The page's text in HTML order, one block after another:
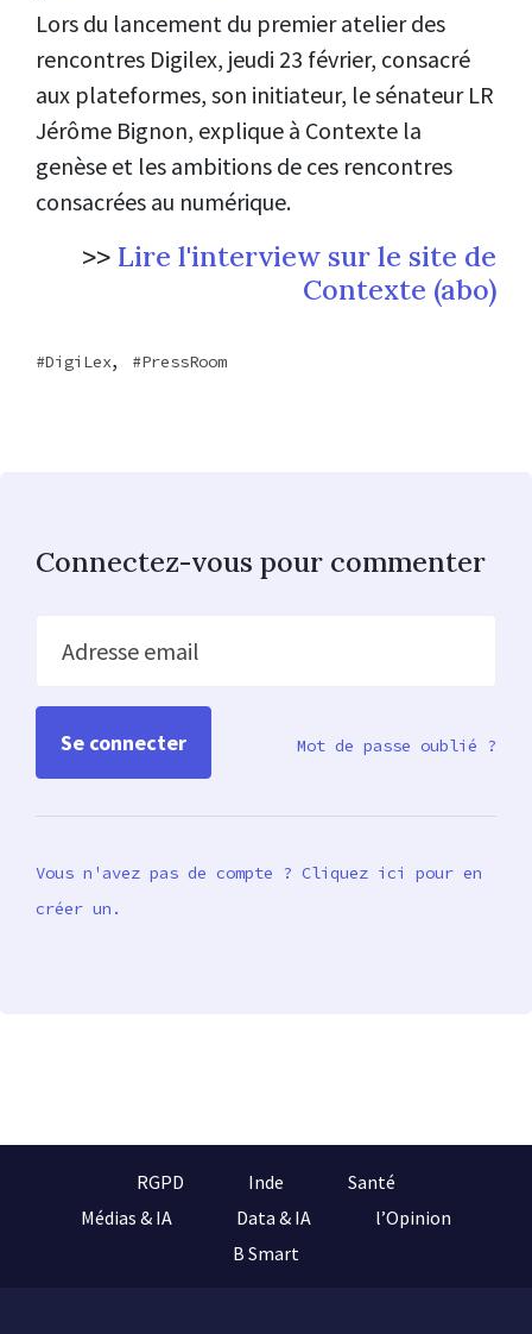
Lors du lancement du premier atelier des
rencontres Digilex, jeudi 23 février, consacré
aux plateformes, son initiateur, le sénateur LR
Jérôme Bignon, explique à Contexte la
genèse et les ambitions de ces rencontres
consacrées au numérique.
>> Lire l'interview sur le site de
Contexte (abo)
DigiLex, PressRoom
Connectez-vous pour commenter
Adresse email
Mot de passe oublié ?
Vous n'avez pas de compte ? Cliquez ici pour en
créer un.
RGPD Inde
Santé
Médias & IA
Data & IA
l’Opinion
B Smart